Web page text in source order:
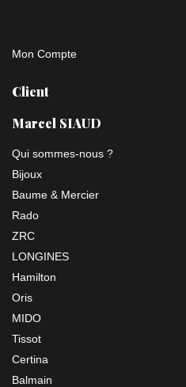
Mon Compte
Client
Marcel SIAUD
Qui sommes-nous ?
Bijoux
Baume & Mercier
Rado
ZRC
LONGINES
Hamilton
Oris
MIDO
Tissot
Certina
Balmain